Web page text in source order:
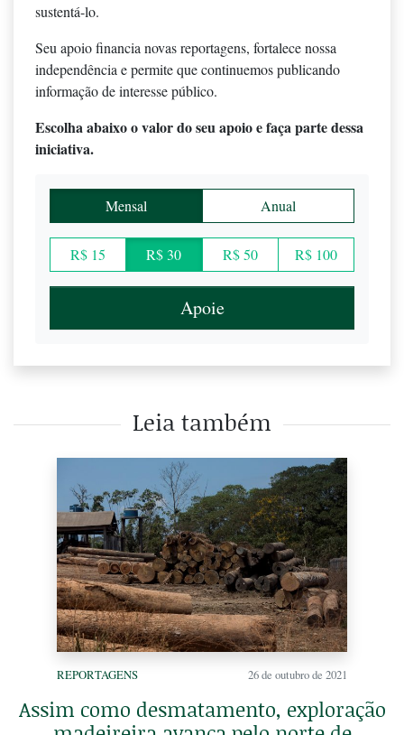
sustentá-lo.
Seu apoio financia novas reportagens, fortalece nossa
independência e permite que continuemos publicando
informação de interesse público.
Escolha abaixo o valor do seu apoio e faça parte dessa
iniciativa.
Mensal Anual
R$ 15 R$ 30 R$ 50 R$ 100
Apoie
Leia também
REPORTAGENS 26 de outubro de 2021
Assim como desmatamento, exploração